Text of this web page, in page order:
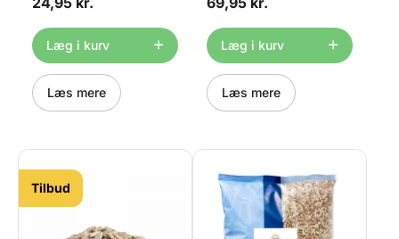
sunde, flerumættede
kostfibre, nemlig 28 gram
fibre pr. 100g frø. Hørfrø er
velegnede til bagværk som
grovbrød, Stenalderbrød og
knækbrød samt i müsli og
granola. Pose med 500g
Læg i kurv
Læs mere
rundstykker og franskbrød.
smagen end blå birkes. Pose
med 500g
Læg i kurv
Læs mere
Tilbud